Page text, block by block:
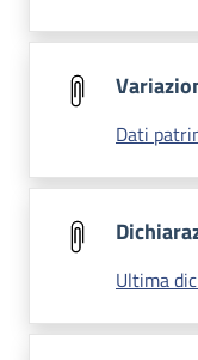
Dati
Ultima